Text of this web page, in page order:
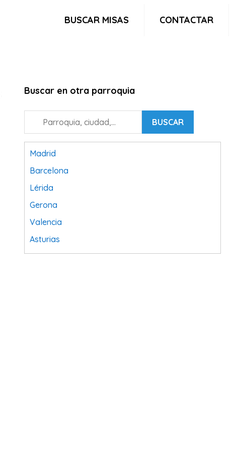
BUSCAR MISAS CONTACTAR
Buscar en otra parroquia
BUSCAR
Madrid
Barcelona
Lérida
Gerona
Valencia
Asturias
Tarragona